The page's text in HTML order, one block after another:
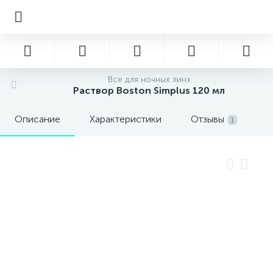
Все для ночных линз
Раствор Boston Simplus 120 мл
Описание Характеристики Отзывы 1